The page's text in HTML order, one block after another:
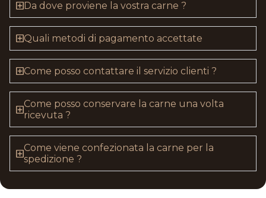
Da dove proviene la vostra carne ?
Quali metodi di pagamento accettate
Come posso contattare il servizio clienti ?
Come posso conservare la carne una volta
ricevuta ?
Come viene confezionata la carne per la
spedizione ?